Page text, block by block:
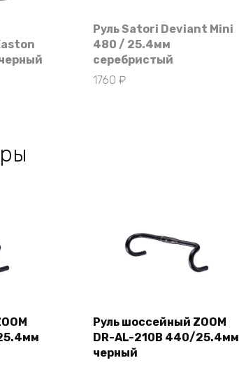
Руль Satori Deviant Mini
480 / 25.4мм
серебристый
1760 ₽
Руль шоссейный ZOOM
DR-AL-210B 440/25.4мм
черный